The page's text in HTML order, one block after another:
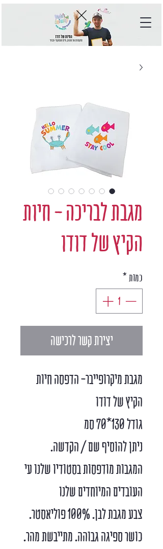
מגבת לבריכה - חיות
הקיץ של דודו
כמות*
יצירת קשר לרכישה
מגבת מיקרופייבר- הדפסה חיות
הקיץ של דודו
גודל 130*70 סמ
ניתן להוסיף שם / הקדשה.
המגבות מודפסות בסטודיו שלנו עי
העובדים המיוחדים שלנו
צבע מגבת לבן. 100% פוליאסטר.
כושר ספיגה גבוהה. מתייבשת מהר.